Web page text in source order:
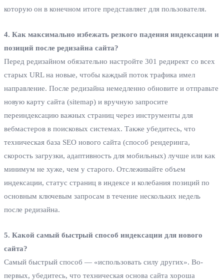
которую он в конечном итоге представляет для пользователя.
4. Как максимально избежать резкого падения индексации и
позиций после редизайна сайта?
Перед редизайном обязательно настройте 301 редирект со всех
старых URL на новые, чтобы каждый поток трафика имел
направление. После редизайна немедленно обновите и отправьте
новую карту сайта (sitemap) и вручную запросите
переиндексацию важных страниц через инструменты для
вебмастеров в поисковых системах. Также убедитесь, что
техническая база SEO нового сайта (способ рендеринга,
скорость загрузки, адаптивность для мобильных) лучше или как
минимум не хуже, чем у старого. Отслеживайте объем
индексации, статус страниц в индексе и колебания позиций по
основным ключевым запросам в течение нескольких недель
после редизайна.
5. Какой самый быстрый способ индексации для нового
сайта?
Самый быстрый способ — «использовать силу других». Во-
первых, убедитесь, что техническая основа сайта хороша